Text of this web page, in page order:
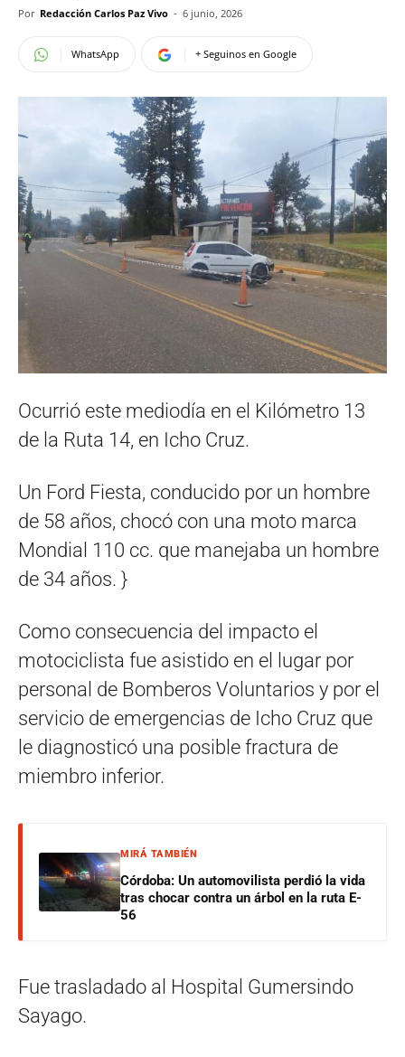
Por Redacción Carlos Paz Vivo - 6 junio, 2026
WhatsApp + Seguinos en Google
Ocurrió este mediodía en el Kilómetro 13
de la Ruta 14, en Icho Cruz.
Un Ford Fiesta, conducido por un hombre
de 58 años, chocó con una moto marca
Mondial 110 cc. que manejaba un hombre
de 34 años. }
Como consecuencia del impacto el
motociclista fue asistido en el lugar por
personal de Bomberos Voluntarios y por el
servicio de emergencias de Icho Cruz que
le diagnosticó una posible fractura de
miembro inferior.
MIRÁ TAMBIÉN
Córdoba: Un automovilista perdió la vida
tras chocar contra un árbol en la ruta E-
56
Fue trasladado al Hospital Gumersindo
Sayago.